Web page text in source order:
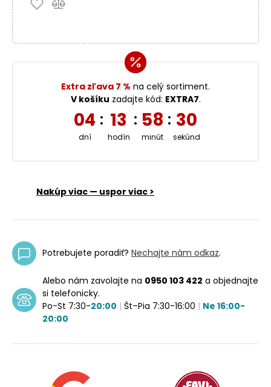
Extra zľava 7 % na celý sortiment.
V košíku zadajte kód: EXTRA7.
04
dní
: 13
hodín
: 58
minút
: 30
sekúnd
Nakúp viac — uspor viac >
Potrebujete poradiť? Nechajte nám odkaz.
Alebo nám zavolajte na 0950 103 422 a objednajte
si telefonicky.
Po-St 7:30-20:00 | Št–Pia 7:30-16:00 | Ne 16:00-
20:00